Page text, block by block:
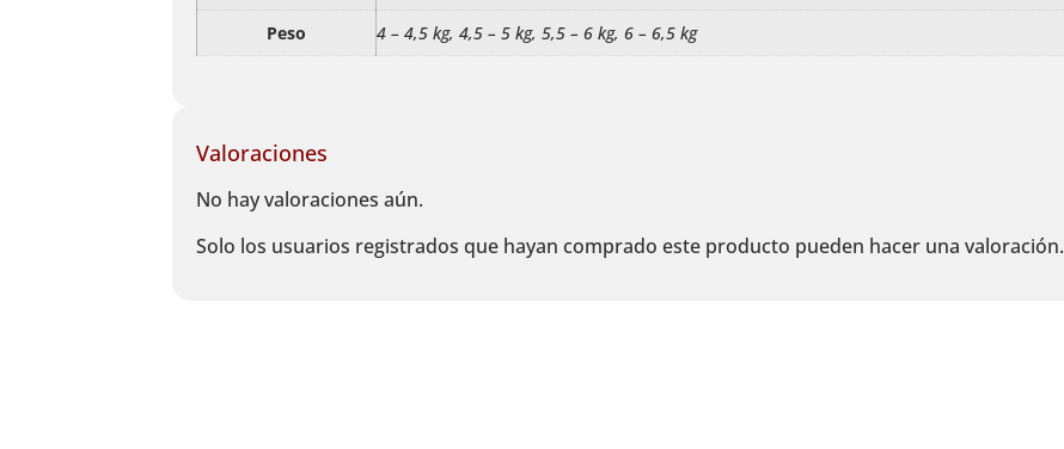
Peso 4 – 4,5 kg, 4,5 – 5 kg, 5,5 – 6 kg, 6 – 6,5 kg
Valoraciones
No hay valoraciones aún.
Solo los usuarios registrados que hayan comprado este producto pueden hacer una valoración.